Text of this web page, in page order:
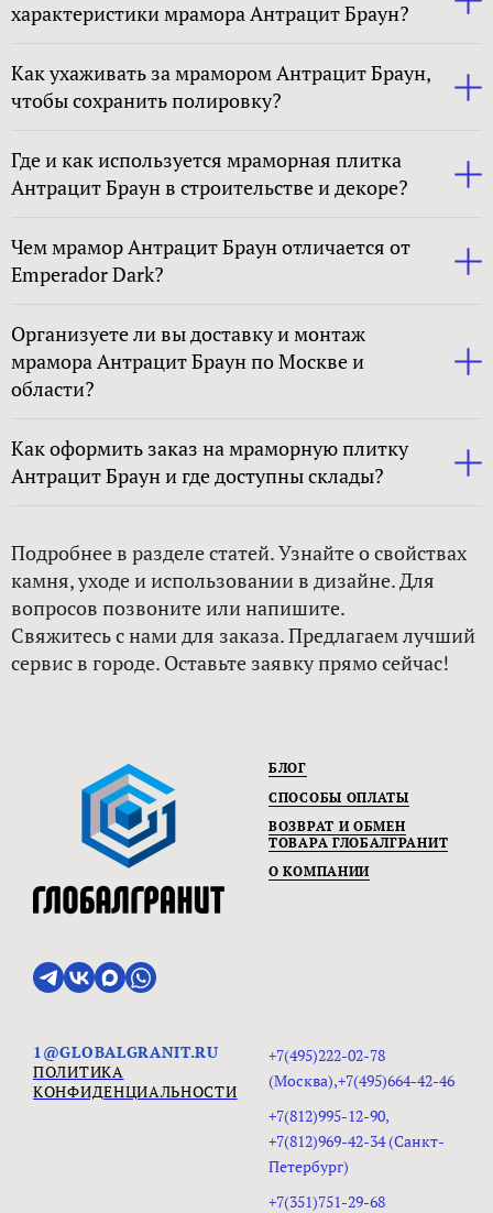
характеристики мрамора Антрацит Браун?
Как ухаживать за мрамором Антрацит Браун,
чтобы сохранить полировку?
Где и как используется мраморная плитка
Антрацит Браун в строительстве и декоре?
Чем мрамор Антрацит Браун отличается от
Emperador Dark?
Организуете ли вы доставку и монтаж
мрамора Антрацит Браун по Москве и
области?
Как оформить заказ на мраморную плитку
Антрацит Браун и где доступны склады?
Подробнее в разделе статей. Узнайте о свойствах
камня, уходе и использовании в дизайне. Для
вопросов позвоните или напишите.
Свяжитесь с нами для заказа. Предлагаем лучший
сервис в городе. Оставьте заявку прямо сейчас!
БЛОГ
СПОСОБЫ ОПЛАТЫ
ВОЗВРАТ И ОБМЕН
ТОВАРА ГЛОБАЛГРАНИТ
О КОМПАНИИ
1@GLOBALGRANIT.RU
ПОЛИТИКА
КОНФИДЕНЦИАЛЬНОСТИ
+7(495)222-02-78
(Москва),+7(495)664-42-46
+7(812)995-12-90,
+7(812)969-42-34 (Санкт-
Петербург)
+7(351)751-29-68